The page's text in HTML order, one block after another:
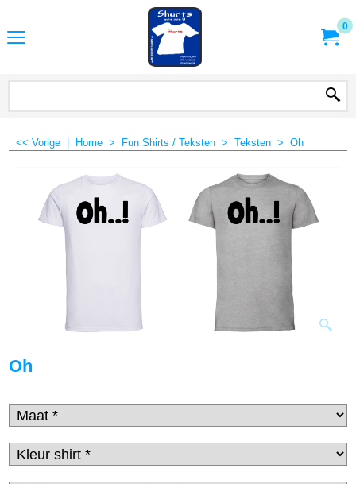
0
<< Vorige Home > Fun Shirts / Teksten > Teksten > Oh
Oh